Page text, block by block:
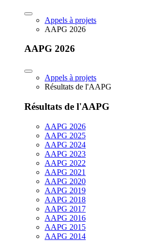
Appels à projets
AAPG 2026
AAPG 2026
Appels à projets
Résultats de l'AAPG
Résultats de l'AAPG
AAPG 2026
AAPG 2025
AAPG 2024
AAPG 2023
AAPG 2022
AAPG 2021
AAPG 2020
AAPG 2019
AAPG 2018
AAPG 2017
AAPG 2016
AAPG 2015
AAPG 2014